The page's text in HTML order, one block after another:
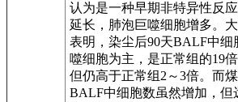
认为是一种早期非特异性反
延长，肺泡巨噬细胞增多。
表明，染尘后90天BALF中细
噬细胞为主，是正常组的19
但仍高于正常组2～3倍。而
BALF中细胞数虽然增加，但